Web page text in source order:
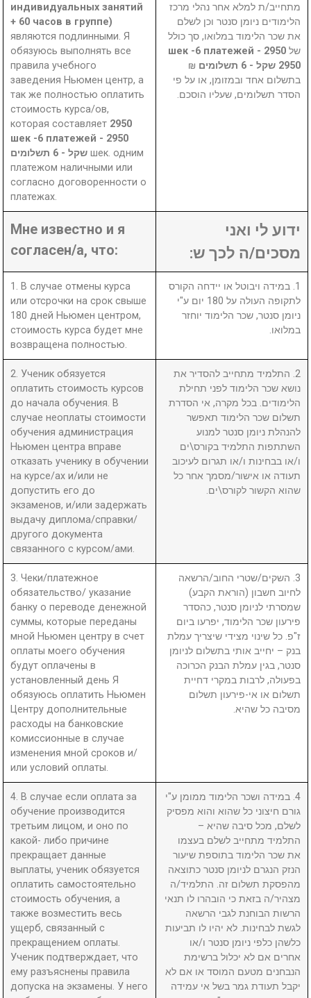
индивидуальных занятий
+ 60 часов в группе)
являются подлинными. Я
обязуюсь выполнять все
правила учебного
заведения Ньюмен центр, а
так же полностью оплатить
стоимость курса/ов,
которая составляет 2950
шек -6 платежей - 2950
שקל - 6 תשלומיםшек. одним
платежом наличными или
согласно договоренности о
платежах.
מתחייב/ת למלא אחר נהלי מרכז
הלימודים ניומן סנטר וכן לשלם
את שכר הלימוד במלואו, סך כולל
של
2950 шек -6 платежей -
2950 שקל - 6 תשלומים
₪
בתשלום אחד ובמזומן, או על פי
הסדר תשלומים, שעליו הוסכם.
Мне известно и я
согласен/а, что:
ידוע לי ואני
מסכים/ה לכך ש:
1. В случае отмены курса
или отсрочки на срок свыше
180 дней Ньюмен центром,
стоимость курса будет мне
возвращена полностью.
1. במידה ויבוטל או יידחה הקורס
לתקופה העולה על 180 יום ע"י
ניומן סנטר, שכר הלימוד יוחזר
במלואו.
2. Ученик обязуется
оплатить стоимость курсов
до начала обучения. В
случае неоплаты стоимости
обучения администрация
Ньюмен центра вправе
отказать ученику в обучении
на курсе/ах и/или не
допустить его до
экзаменов, и/или задержать
выдачу диплома/справки/
другого документа
связанного с курсом/ами.
2. התלמיד מתחייב להסדיר את
נושא שכר הלימוד לפני תחילת
הלימודים. בכל מקרה, אי הסדרת
תשלום שכר הלימוד תאפשר
להנהלת ניומן סנטר למנוע
השתתפות התלמיד בקורס\ים
ו/או בבחינות ו/או תגרום לעיכוב
תעודה או אישור/מסמך אחר כל
שהוא הקשור לקורס\ים.
3. Чеки/платежное
обязательство/ указание
банку о переводе денежной
суммы, которые переданы
мной Ньюмен центру в счет
оплаты моего обучения
будут оплачены в
установленный день Я
обязуюсь оплатить Ньюмен
Центру дополнительные
расходы на банковские
комиссионные в случае
изменения мной сроков и/
или условий оплаты.
3. השקים/שטרי החוב/הרשאה
לחיוב חשבון (הוראת הקבע)
שמסרתי לניומן סנטר, כהסדר
פירעון שכר הלימוד, יפרעו ביום
ז"פ. כל שינוי מצידי שיצריך עמלת
בנק – יחייב אותי בתשלום לניומן
סנטר, בגין עמלת הבנק הכרוכה
בפעולה, לרבות במקרי דחיית
תשלום או אי-פירעון תשלום
מסיבה כל שהיא.
4. В случае если оплата за
обучение производится
третьим лицом, и оно по
какой- либо причине
прекращает данные
выплаты, ученик обязуется
оплатить самостоятельно
стоимость обучения, а
также возместить весь
ущерб, связанный с
прекращением оплаты.
Ученик подтверждает, что
ему разъяснены правила
допуска на экзамены. У него
4. במידה ושכר הלימוד ממומן ע"י
גורם חיצוני כל שהוא והוא מפסיק
לשלם, מכל סיבה שהיא –
התלמיד מתחייב לשלם בעצמו
את שכר הלימוד בתוספת שיעור
הנזק הנגרם לניומן סנטר כתוצאה
מהפסקת תשלום זה. התלמיד/ה
מצהיר/ה בזאת כי הובהרו לו תנאי
הרשות הבוחנת לגבי הרשאה
לגשת לבחינות. לא יהיו לו תביעות
כלשהן כלפי ניומן סנטר ו/או
אחרים אם לא יכלול ברשימת
הנבחנים מטעם המוסד או אם לא
יקבל תעודת גמר בשל אי עמידה